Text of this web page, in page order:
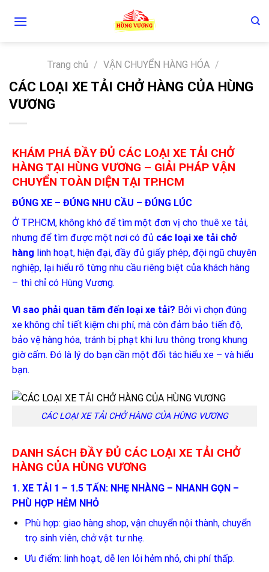
Trang chủ / VẬN CHUYỂN HÀNG HÓA /
CÁC LOẠI XE TẢI CHỞ HÀNG CỦA HÙNG
VƯƠNG
KHÁM PHÁ ĐẦY ĐỦ CÁC LOẠI XE TẢI CHỞ
HÀNG TẠI HÙNG VƯƠNG – GIẢI PHÁP VẬN
CHUYỂN TOÀN DIỆN TẠI TP.HCM
ĐÚNG XE – ĐÚNG NHU CẦU – ĐÚNG LÚC
Ở TP.HCM, không khó để tìm một đơn vị cho thuê xe tải,
nhưng để tìm được một nơi có đủ các loại xe tải chở
hàng linh hoạt, hiện đại, đầy đủ giấy phép, đội ngũ chuyên
nghiệp, lại hiểu rõ từng nhu cầu riêng biệt của khách hàng
– thì chỉ có Hùng Vương.
Vì sao phải quan tâm đến loại xe tải? Bởi vì chọn đúng
xe không chỉ tiết kiệm chi phí, mà còn đảm bảo tiến độ,
bảo vệ hàng hóa, tránh bị phạt khi lưu thông trong khung
giờ cấm. Đó là lý do bạn cần một đối tác hiểu xe – và hiểu
bạn.
CÁC LOẠI XE TẢI CHỞ HÀNG CỦA HÙNG VƯƠNG
DANH SÁCH ĐẦY ĐỦ CÁC LOẠI XE TẢI CHỞ
HÀNG CỦA HÙNG VƯƠNG
1. XE TẢI 1 – 1.5 TẤN: NHẸ NHÀNG – NHANH GỌN –
PHÙ HỢP HẺM NHỎ
Phù hợp: giao hàng shop, vận chuyển nội thành, chuyển
trọ sinh viên, chở vật tư nhẹ.
Ưu điểm: linh hoạt, dễ len lỏi hẻm nhỏ, chi phí thấp.